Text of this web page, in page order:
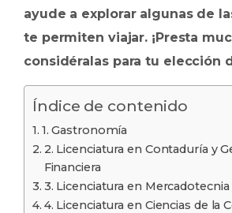
ayude a explorar algunas de
te permiten viajar. ¡Presta
considéralas para tu elección
Índice de contenido
1. Gastronomía
2. Licenciatura en Contaduría y
Financiera
3. Licenciatura en
4. Licenciatura en Ciencias de la